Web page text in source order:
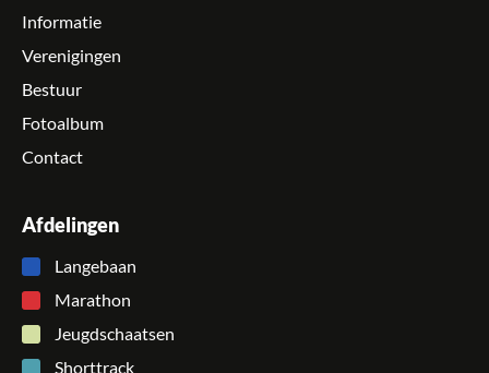
Informatie
Verenigingen
Bestuur
Fotoalbum
Contact
Afdelingen
Langebaan
Marathon
Jeugdschaatsen
Shorttrack